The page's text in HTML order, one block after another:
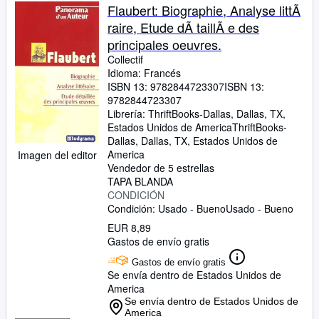
Imagen del editor
Flaubert: Biographie, Analyse littÃ
raire, Etude dÃ taillÃ e des
principales oeuvres.
Collectif
Idioma: Francés
ISBN 13: 9782844723307ISBN 13:
9782844723307
Librería: ThriftBooks-Dallas, Dallas, TX,
Estados Unidos de AmericaThriftBooks-
Dallas, Dallas, TX, Estados Unidos de
America
Vendedor de 5 estrellas
TAPA BLANDA
CONDICIÓN
Condición: Usado - BuenoUsado - Bueno
EUR 8,89
Gastos de envío gratis
Gastos de envío gratis
Se envía dentro de Estados Unidos de
America
Se envía dentro de Estados Unidos de
America